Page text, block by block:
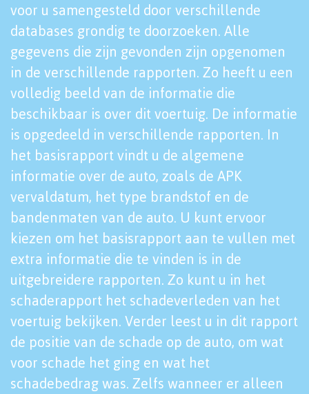
voor u samengesteld door verschillende
databases grondig te doorzoeken. Alle
gegevens die zijn gevonden zijn opgenomen
in de verschillende rapporten. Zo heeft u een
volledig beeld van de informatie die
beschikbaar is over dit voertuig. De informatie
is opgedeeld in verschillende rapporten. In
het basisrapport vindt u de algemene
informatie over de auto, zoals de APK
vervaldatum, het type brandstof en de
bandenmaten van de auto. U kunt ervoor
kiezen om het basisrapport aan te vullen met
extra informatie die te vinden is in de
uitgebreidere rapporten. Zo kunt u in het
schaderapport het schadeverleden van het
voertuig bekijken. Verder leest u in dit rapport
de positie van de schade op de auto, om wat
voor schade het ging en wat het
schadebedrag was. Zelfs wanneer er alleen